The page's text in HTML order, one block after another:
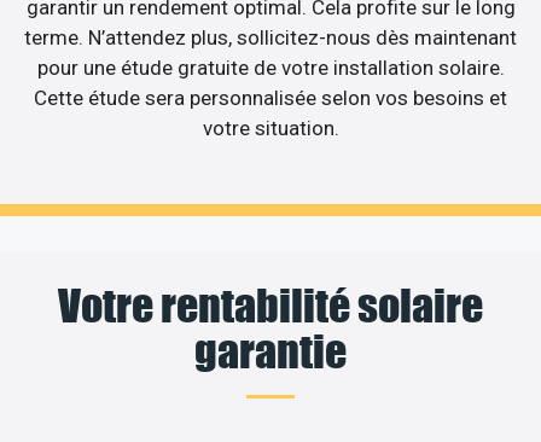
garantir un rendement optimal. Cela profite sur le long
terme. N’attendez plus, sollicitez-nous dès maintenant
pour une étude gratuite de votre installation solaire.
Cette étude sera personnalisée selon vos besoins et
votre situation.
Votre rentabilité solaire
garantie